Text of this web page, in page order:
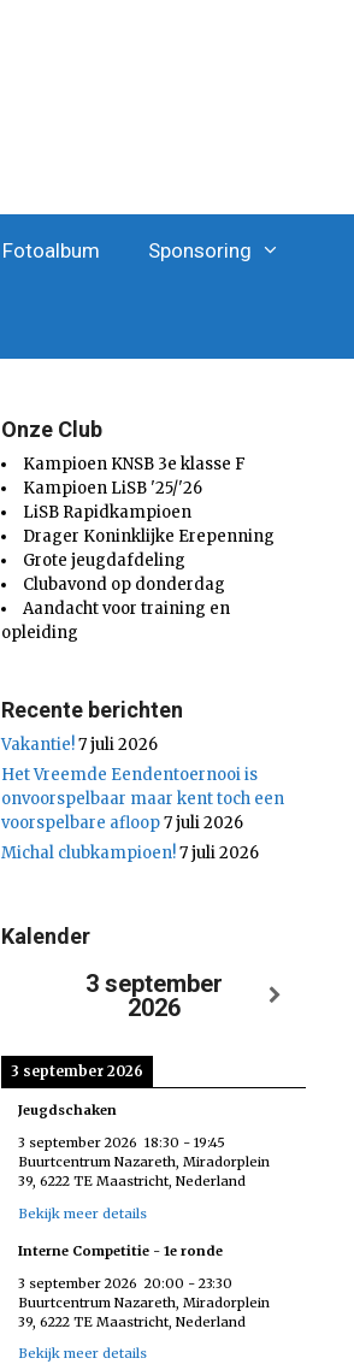
Fotoalbum Sponsoring
Onze Club
Kampioen KNSB 3e klasse F
Kampioen LiSB '25/'26
LiSB Rapidkampioen
Drager Koninklijke Erepenning
Grote jeugdafdeling
Clubavond op donderdag
Aandacht voor training en
opleiding
Recente berichten
Vakantie!7 juli 2026
Het Vreemde Eendentoernooi is
onvoorspelbaar maar kent toch een
voorspelbare afloop7 juli 2026
Michal clubkampioen!7 juli 2026
Kalender
3 september
2026
3 september 2026
Jeugdschaken
3 september 2026 18:30 -19:45
Buurtcentrum Nazareth, Miradorplein
39, 6222 TE Maastricht, Nederland
Bekijk meer details
Interne Competitie - 1e ronde
3 september 2026 20:00 -23:30
Buurtcentrum Nazareth, Miradorplein
39, 6222 TE Maastricht, Nederland
Bekijk meer details